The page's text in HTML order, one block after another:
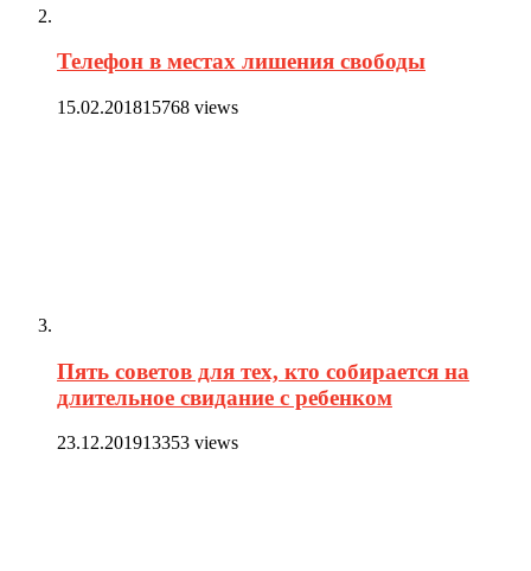
Телефон в местах лишения свободы
15.02.201815768 views
Пять советов для тех, кто собирается на
длительное свидание с ребенком
23.12.201913353 views